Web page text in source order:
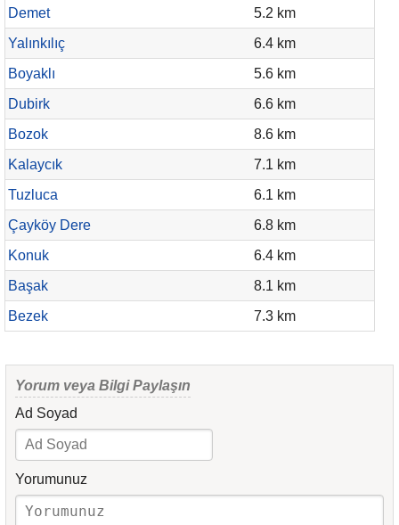
Demet
5.2 km
Yalınkılıç
6.4 km
Boyaklı
5.6 km
Dubirk
6.6 km
Bozok
8.6 km
Kalaycık
7.1 km
Tuzluca
6.1 km
Çayköy Dere
6.8 km
Konuk
6.4 km
Başak
8.1 km
Bezek
7.3 km
Yorum veya Bilgi Paylaşın
Ad Soyad
Yorumunuz